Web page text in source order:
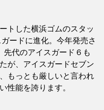
トした横浜ゴムのスタッ
ードに進化。今年発売さ
先代のアイスガード６も
が、アイスガードセブン
もっとも厳しいと言われ
性能を誇ります。